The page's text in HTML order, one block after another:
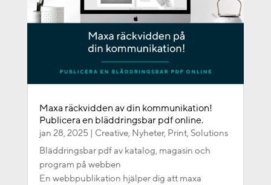
Maxa räckvidden av din kommunikation!
Publicera en bläddringsbar pdf online.
jan 28, 2025 | Creative, Nyheter, Print, Solutions
Bläddringsbar pdf av katalog, magasin och
program på webben
En webbpublikation hjälper dig att maxa